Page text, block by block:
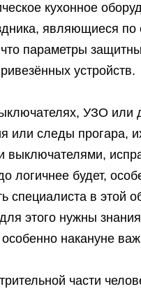
кухонное
являющиеся по
параметры
устройств.
УЗО
или следы прогара,
выключателями,
логичнее будет,
специалиста в этой
этого нужны
особенно накануне
части